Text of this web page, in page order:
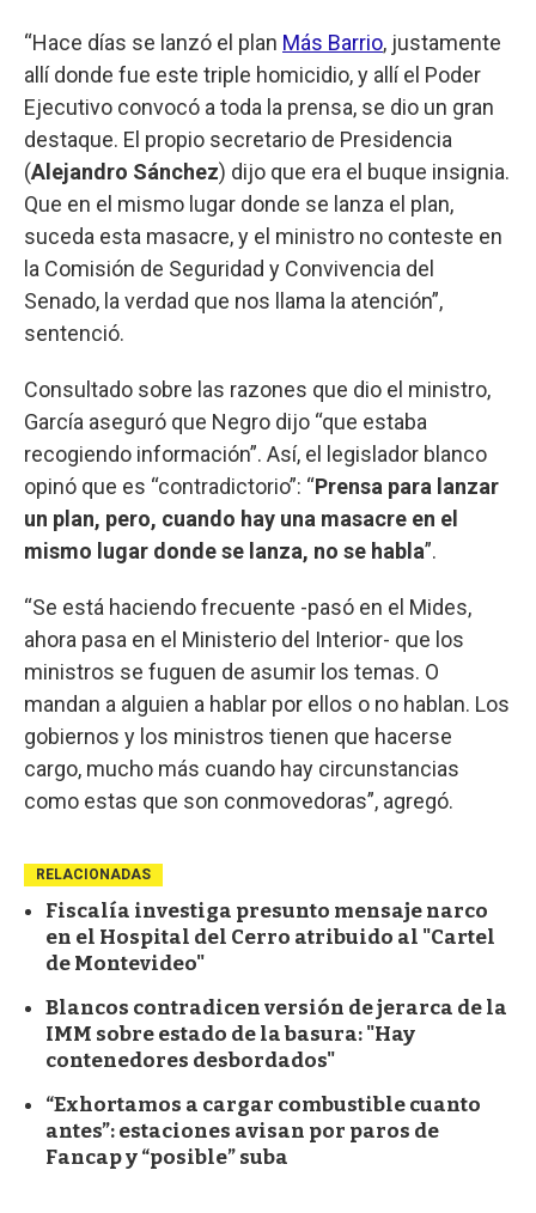
“Hace días se lanzó el plan Más Barrio, justamente
allí donde fue este triple homicidio, y allí el Poder
Ejecutivo convocó a toda la prensa, se dio un gran
destaque. El propio secretario de Presidencia
(Alejandro Sánchez) dijo que era el buque insignia.
Que en el mismo lugar donde se lanza el plan,
suceda esta masacre, y el ministro no conteste en
la Comisión de Seguridad y Convivencia del
Senado, la verdad que nos llama la atención”,
sentenció.
Consultado sobre las razones que dio el ministro,
García aseguró que Negro dijo “que estaba
recogiendo información”. Así, el legislador blanco
opinó que es “contradictorio”: “Prensa para lanzar
un plan, pero, cuando hay una masacre en el
mismo lugar donde se lanza, no se habla”.
“Se está haciendo frecuente -pasó en el Mides,
ahora pasa en el Ministerio del Interior- que los
ministros se fuguen de asumir los temas. O
mandan a alguien a hablar por ellos o no hablan. Los
gobiernos y los ministros tienen que hacerse
cargo, mucho más cuando hay circunstancias
como estas que son conmovedoras”, agregó.
RELACIONADAS
Fiscalía investiga presunto mensaje narco
en el Hospital del Cerro atribuido al "Cartel
de Montevideo"
Blancos contradicen versión de jerarca de la
IMM sobre estado de la basura: "Hay
contenedores desbordados"
“Exhortamos a cargar combustible cuanto
antes”: estaciones avisan por paros de
Fancap y “posible” suba